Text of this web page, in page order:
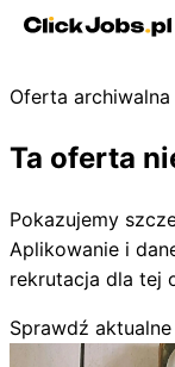
Oferta archiwalna
Ta oferta
Pokazujemy
Aplikowanie i
rekrutacja dla tej
Sprawdź